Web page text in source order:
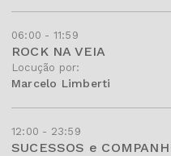
06:00 - 11:59
ROCK NA VEIA
Locução por:
Marcelo Limberti
12:00 - 23:59
SUCESSOS e